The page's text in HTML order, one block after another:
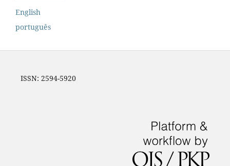
English
português
ISSN: 2594-5920